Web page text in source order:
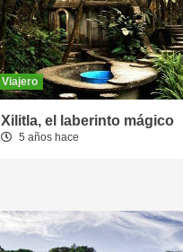
Viajero
Xilitla, el laberinto mágico
5 años hace